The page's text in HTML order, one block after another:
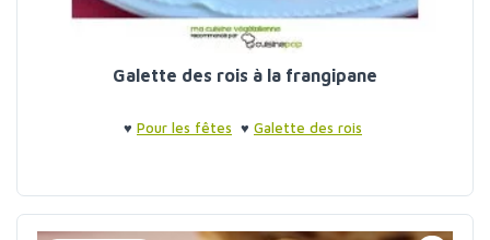
Galette des rois à la frangipane
♥ Pour les fêtes ♥ Galette des rois